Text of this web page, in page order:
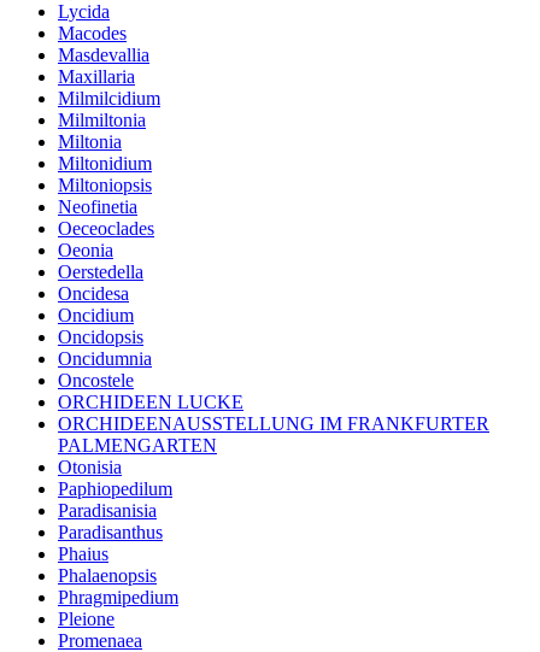
Lycida
Macodes
Masdevallia
Maxillaria
Milmilcidium
Milmiltonia
Miltonia
Miltonidium
Miltoniopsis
Neofinetia
Oeceoclades
Oeonia
Oerstedella
Oncidesa
Oncidium
Oncidopsis
Oncidumnia
Oncostele
ORCHIDEEN LUCKE
ORCHIDEENAUSSTELLUNG IM FRANKFURTER
PALMENGARTEN
Otonisia
Paphiopedilum
Paradisanisia
Paradisanthus
Phaius
Phalaenopsis
Phragmipedium
Pleione
Promenaea